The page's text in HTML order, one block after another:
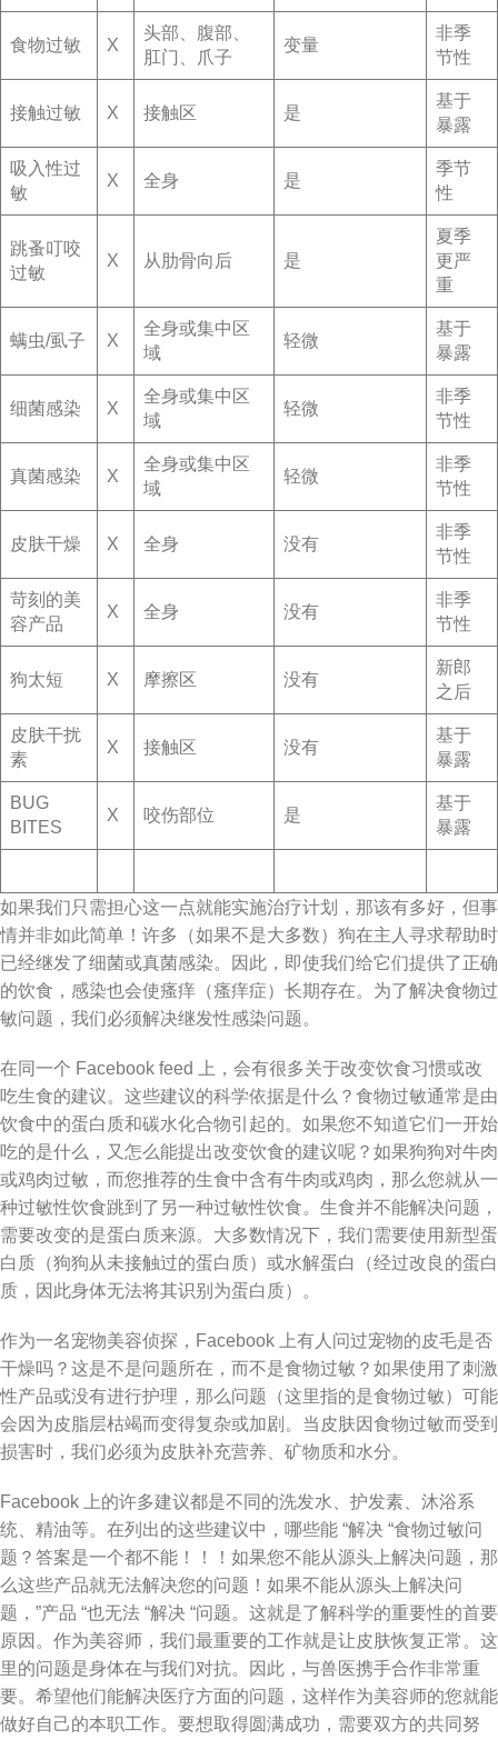
食物过敏 X
头部、腹部、
肛门、爪子
变量
非季
节性
接触过敏 X 接触区 是
基于
暴露
吸入性过
敏
X 全身 是
季节
性
跳蚤叮咬
过敏
X 从肋骨向后 是
夏季
更严
重
螨虫/虱子 X
全身或集中区
域
轻微
基于
暴露
细菌感染 X
全身或集中区
域
轻微
非季
节性
真菌感染 X
全身或集中区
域
轻微
非季
节性
皮肤干燥 X 全身 没有
非季
节性
苛刻的美
容产品
X 全身 没有
非季
节性
狗太短 X 摩擦区 没有
新郎
之后
皮肤干扰
素
X 接触区 没有
基于
暴露
BUG
BITES
X 咬伤部位 是
基于
暴露
如果我们只需担心这一点就能实施治疗计划，那该有多好，但事
情并非如此简单！许多（如果不是大多数）狗在主人寻求帮助时
已经继发了细菌或真菌感染。因此，即使我们给它们提供了正确
的饮食，感染也会使瘙痒（瘙痒症）长期存在。为了解决食物过
敏问题，我们必须解决继发性感染问题。
在同一个 Facebook feed 上，会有很多关于改变饮食习惯或改
吃生食的建议。这些建议的科学依据是什么？食物过敏通常是由
饮食中的蛋白质和碳水化合物引起的。如果您不知道它们一开始
吃的是什么，又怎么能提出改变饮食的建议呢？如果狗狗对牛肉
或鸡肉过敏，而您推荐的生食中含有牛肉或鸡肉，那么您就从一
种过敏性饮食跳到了另一种过敏性饮食。生食并不能解决问题，
需要改变的是蛋白质来源。大多数情况下，我们需要使用新型蛋
白质（狗狗从未接触过的蛋白质）或水解蛋白（经过改良的蛋白
质，因此身体无法将其识别为蛋白质）。
作为一名宠物美容侦探，Facebook 上有人问过宠物的皮毛是否
干燥吗？这是不是问题所在，而不是食物过敏？如果使用了刺激
性产品或没有进行护理，那么问题（这里指的是食物过敏）可能
会因为皮脂层枯竭而变得复杂或加剧。当皮肤因食物过敏而受到
损害时，我们必须为皮肤补充营养、矿物质和水分。
Facebook 上的许多建议都是不同的洗发水、护发素、沐浴系
统、精油等。在列出的这些建议中，哪些能 “解决 “食物过敏问
题？答案是一个都不能！！！如果您不能从源头上解决问题，那
么这些产品就无法解决您的问题！如果不能从源头上解决问
题，”产品 “也无法 “解决 “问题。这就是了解科学的重要性的首要
原因。作为美容师，我们最重要的工作就是让皮肤恢复正常。这
里的问题是身体在与我们对抗。因此，与兽医携手合作非常重
要。希望他们能解决医疗方面的问题，这样作为美容师的您就能
做好自己的本职工作。要想取得圆满成功，需要双方的共同努